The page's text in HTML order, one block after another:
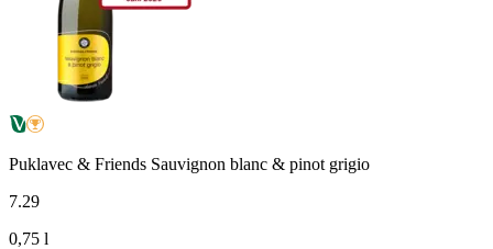
Puklavec & Friends Sauvignon blanc & pinot grigio
7.29
0,75 l